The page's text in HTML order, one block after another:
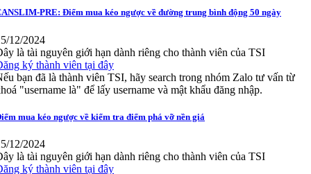
PRE: Điểm mua kéo ngược về đường trung bình động 50 ngày
12/2024
là tài nguyên giới hạn dành riêng cho thành viên của TSI
ký thành viên tại đây
bạn đã là thành viên TSI, hãy search trong nhóm Zalo tư vấn từ
"username là" để lấy username và mật khẩu đăng nhập.
mua kéo ngược về kiểm tra điểm phá vỡ nền giá
12/2024
là tài nguyên giới hạn dành riêng cho thành viên của TSI
ký thành viên tại đây